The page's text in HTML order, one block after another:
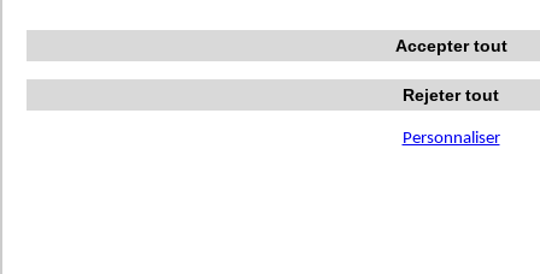
Accepter tout
Rejeter tout
Personnaliser
Inspirez-vous
Authentic Travertine